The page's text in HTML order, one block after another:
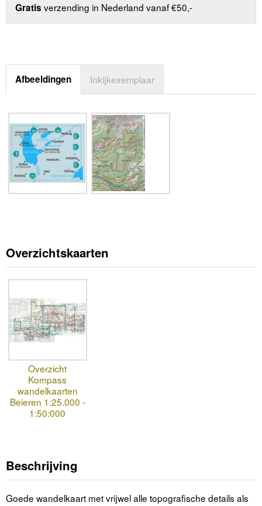
Gratis verzending in Nederland vanaf €50,-
Afbeeldingen Inkijkexemplaar
Overzichtskaarten
Overzicht
Kompass
wandelkaarten
Beieren 1:25.000 -
1:50:000
Beschrijving
Goede wandelkaart met vrijwel alle topografische details als